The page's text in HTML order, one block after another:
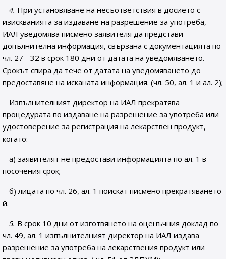
4. При установяване на несъответствия в досието с
изискванията за издаване на разрешение за употреба,
ИАЛ уведомява писмено заявителя да представи
допълнителна информация, свързана с документацията по
чл. 27 - 32 в срок 180 дни от датата на уведомяването.
Срокът спира да тече от датата на уведомяването до
предоставяне на исканата информация. (чл. 50, ал. 1 и ал. 2);
Изпълнителният директор на ИАЛ прекратява
процедурата по издаване на разрешение за употреба или
удостоверение за регистрация на лекарствен продукт,
когато:
а) заявителят не предостави информацията по ал. 1 в
посочения срок;
б) лицата по чл. 26, ал. 1 поискат писмено прекратяването
й.
5. В срок 10 дни от изготвянето на оценъчния доклад по
чл. 49, ал. 1 изпълнителният директор на ИАЛ издава
разрешение за употреба на лекарствения продукт или